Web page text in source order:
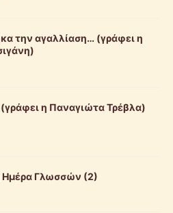
την αγαλλίαση… (γράφει η
η Παναγιώτα Τρέβλα)
Ημέρα Γλωσσών (2)